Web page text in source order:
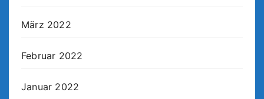
März 2022
Februar 2022
Januar 2022